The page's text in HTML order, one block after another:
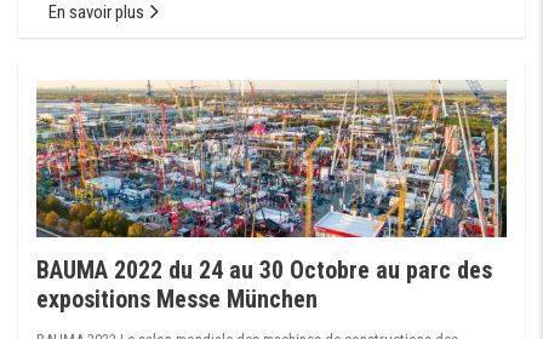
En savoir plus
BAUMA 2022 du 24 au 30 Octobre au parc des
expositions Messe München